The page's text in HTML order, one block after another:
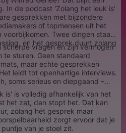
In de podcast 'Zolang het leuk is'
gesprekken met bijzondere
of topmensen uit het
Twee dingen staan
en het gesprek duurt zolang
scherpe vragen en zijn vermogen
sturen. Geen standaard
maar echte gesprekken
leidt tot openhartige interviews.
soms serieus en diepgaand –
is' is volledig afhankelijk van het
het zat, dan stopt het. Dat kan
zolang het gesprek maar
zorgt ervoor dat je
van je stoel zit.